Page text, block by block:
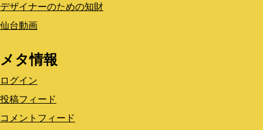
デザイナーのための知財
仙台動画
メタ情報
ログイン
投稿フィード
コメントフィード